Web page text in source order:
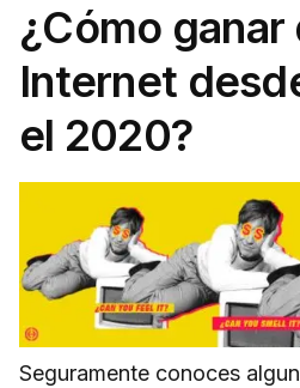
¿Cómo
Internet
el 2020?
Seguramente conoces